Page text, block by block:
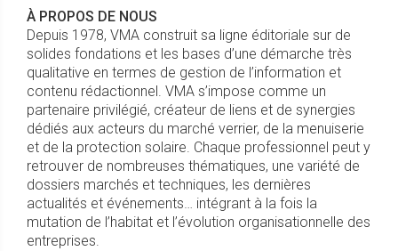
Sélection produits : faites votre choix
!
Laissez-vous embarquer vers les solutions
produits les plus fiables et innovantes et
faites votre choix. Bonne découverte !
Les portes de garage se réinventent
À PROPOS DE NOUS
Depuis 1978, VMA construit sa ligne éditoriale sur de
solides fondations et les bases d’une démarche très
qualitative en termes de gestion de l’information et
contenu rédactionnel. VMA s’impose comme un
partenaire privilégié, créateur de liens et de synergies
dédiés aux acteurs du marché verrier, de la menuiserie
et de la protection solaire. Chaque professionnel peut y
retrouver de nombreuses thématiques, une variété de
dossiers marchés et techniques, les dernières
actualités et événements… intégrant à la fois la
mutation de l’habitat et l’évolution organisationnelle des
entreprises.